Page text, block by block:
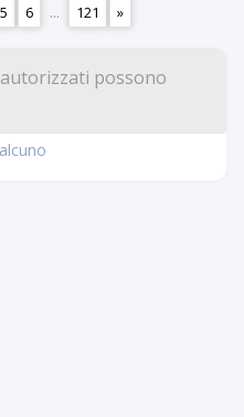
5 6 ... 121 »